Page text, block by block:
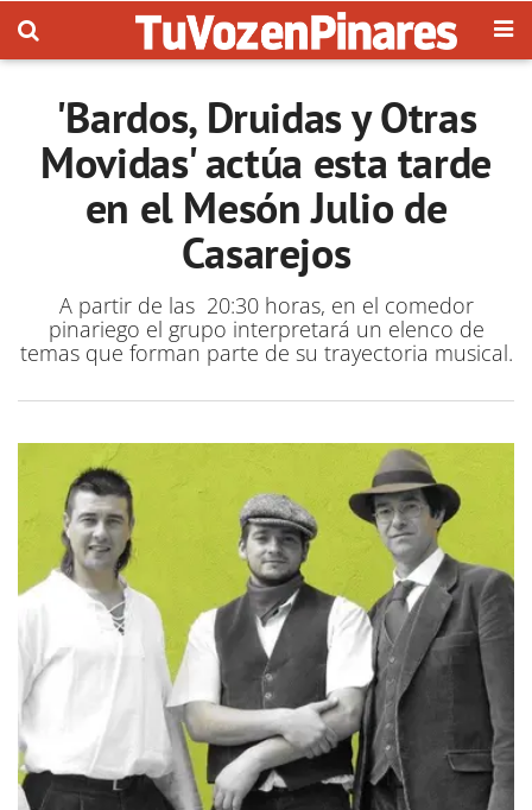
'Bardos, Druidas y Otras
Movidas' actúa esta tarde
en el Mesón Julio de
Casarejos
A partir de las 20:30 horas, en el comedor
pinariego el grupo interpretará un elenco de
temas que forman parte de su trayectoria musical.